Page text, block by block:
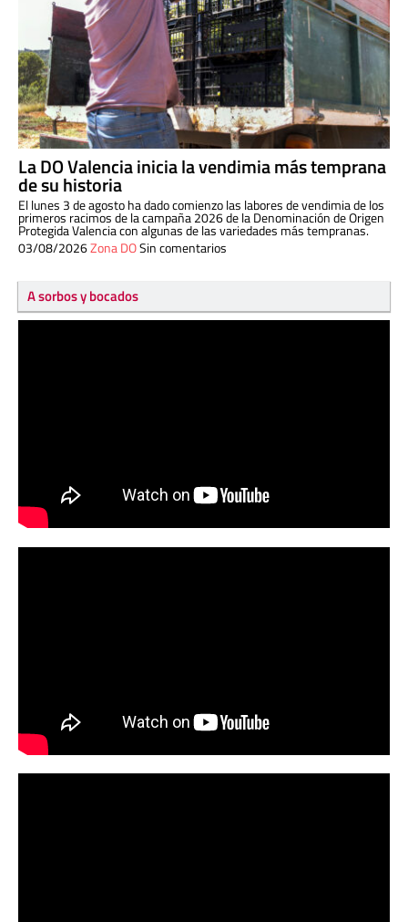
La DO Valencia inicia la vendimia más temprana
de su historia
El lunes 3 de agosto ha dado comienzo las labores de vendimia de los
primeros racimos de la campaña 2026 de la Denominación de Origen
Protegida Valencia con algunas de las variedades más tempranas.
03/08/2026Zona DOSin comentarios
A sorbos y bocados